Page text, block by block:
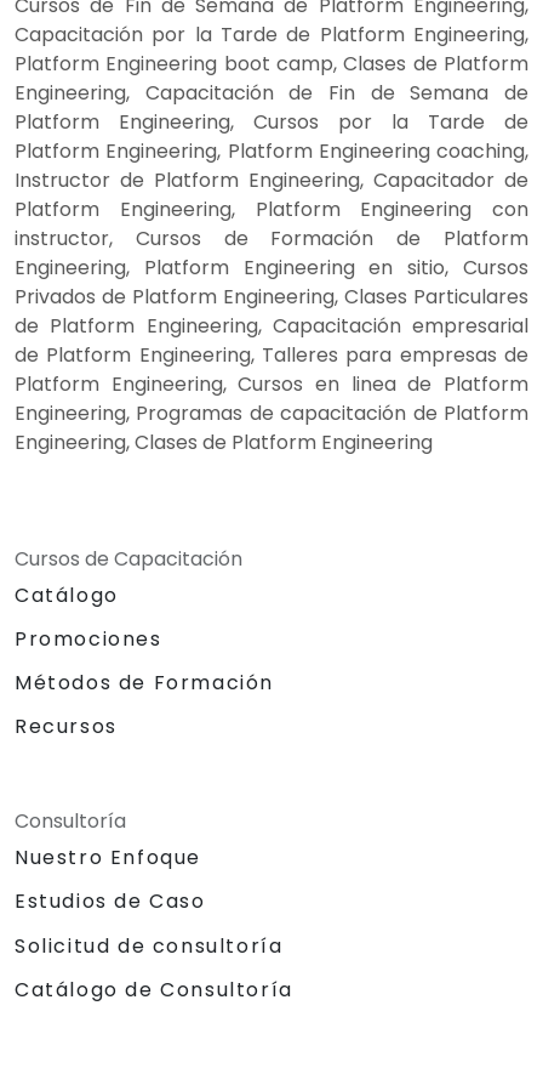
Capacitación por la Tarde de Platform Engineering,
Platform Engineering boot camp, Clases de Platform
Engineering, Capacitación de Fin de Semana de
Platform Engineering, Cursos por la Tarde de
Platform Engineering, Platform Engineering coaching,
Instructor de Platform Engineering, Capacitador de
Platform Engineering, Platform Engineering con
instructor, Cursos de Formación de Platform
Engineering, Platform Engineering en sitio, Cursos
Privados de Platform Engineering, Clases Particulares
de Platform Engineering, Capacitación empresarial
de Platform Engineering, Talleres para empresas de
Platform Engineering, Cursos en linea de Platform
Engineering, Programas de capacitación de Platform
Engineering, Clases de Platform Engineering
Cursos de Capacitación
Catálogo
Promociones
Métodos de Formación
Recursos
Consultoría
Nuestro Enfoque
Estudios de Caso
Solicitud de consultoría
Catálogo de Consultoría